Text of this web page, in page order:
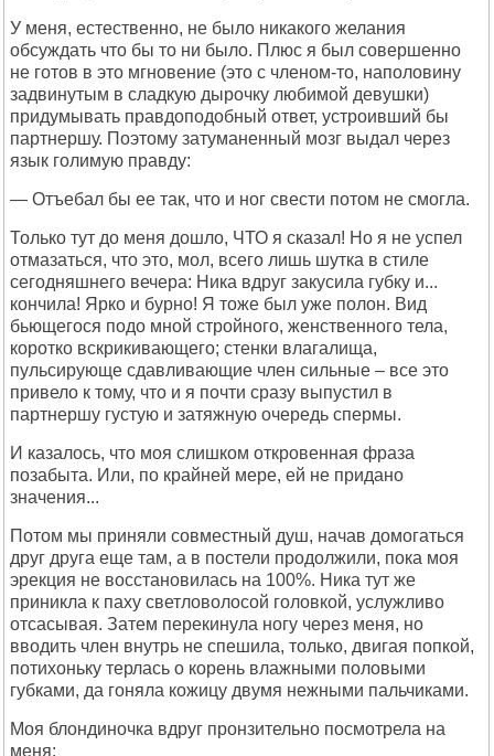
У меня, естественно, не было никакого желания
обсуждать что бы то ни было. Плюс я был совершенно
не готов в это мгновение (это с членом-то, наполовину
задвинутым в сладкую дырочку любимой девушки)
придумывать правдоподобный ответ, устроивший бы
партнершу. Поэтому затуманенный мозг выдал через
язык голимую правду:
— Отъебал бы ее так, что и ног свести потом не смогла.
Только тут до меня дошло, ЧТО я сказал! Но я не успел
отмазаться, что это, мол, всего лишь шутка в стиле
сегодняшнего вечера: Ника вдруг закусила губку и...
кончила! Ярко и бурно! Я тоже был уже полон. Вид
бьющегося подо мной стройного, женственного тела,
коротко вскрикивающего; стенки влагалища,
пульсирующе сдавливающие член сильные – все это
привело к тому, что и я почти сразу выпустил в
партнершу густую и затяжную очередь спермы.
И казалось, что моя слишком откровенная фраза
позабыта. Или, по крайней мере, ей не придано
значения...
Потом мы приняли совместный душ, начав домогаться
друг друга еще там, а в постели продолжили, пока моя
эрекция не восстановилась на 100%. Ника тут же
приникла к паху светловолосой головкой, услужливо
отсасывая. Затем перекинула ногу через меня, но
вводить член внутрь не спешила, только, двигая попкой,
потихоньку терлась о корень влажными половыми
губками, да гоняла кожицу двумя нежными пальчиками.
Моя блондиночка вдруг пронзительно посмотрела на
меня: